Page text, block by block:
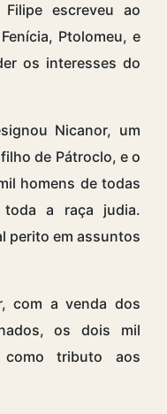
escreveu ao
Ptolomeu, e
os interesses do
Nicanor, um
de Pátroclo, e o
homens de todas
toda a raça judia.
perito em assuntos
com a venda dos
os dois mil
tributo aos